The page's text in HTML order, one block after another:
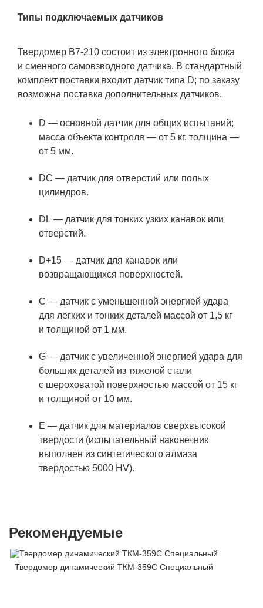
Типы подключаемых датчиков
Твердомер В7-210 состоит из электронного блока
и сменного самовзводного датчика. В стандартный
комплект поставки входит датчик типа D; по заказу
возможна поставка дополнительных датчиков.
D — основной датчик для общих испытаний;
масса объекта контроля — от 5 кг, толщина —
от 5 мм.
DC — датчик для отверстий или полых
цилиндров.
DL — датчик для тонких узких канавок или
отверстий.
D+15 — датчик для канавок или
возвращающихся поверхностей.
C — датчик с уменьшенной энергией удара
для легких и тонких деталей массой от 1,5 кг
и толщиной от 1 мм.
G — датчик с увеличенной энергией удара для
больших деталей из тяжелой стали
с шероховатой поверхностью массой от 15 кг
и толщиной от 10 мм.
E — датчик для материалов сверхвысокой
твердости (испытательный наконечник
выполнен из синтетического алмаза
твердостью 5000 HV).
Рекомендуемые
Твердомер динамический ТКМ-359C Специальный